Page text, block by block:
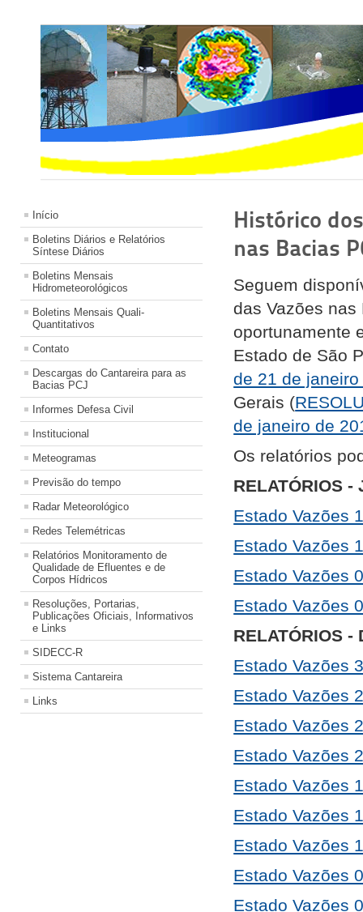
Início
Boletins Diários e Relatórios
Síntese Diários
Boletins Mensais
Hidrometeorológicos
Boletins Mensais Quali-
Quantitativos
Contato
Descargas do Cantareira para as
Bacias PCJ
Informes Defesa Civil
Institucional
Meteogramas
Previsão do tempo
Radar Meteorológico
Redes Telemétricas
Relatórios Monitoramento de
Qualidade de Efluentes e de
Corpos Hídricos
Resoluções, Portarias,
Publicações Oficiais, Informativos
e Links
SIDECC-R
Sistema Cantareira
Links
Histórico
nas Bacias
Seguem
das Vazões
oportunamente
Estado de São
de 21 de
Gerais (
de janeiro de
Os relatórios
RELATÓRIOS -
Estado Vazões
Estado Vazões
Estado Vazões
Estado Vazões
RELATÓRIOS -
Estado Vazões
Estado Vazões
Estado Vazões
Estado Vazões
Estado Vazões
Estado Vazões
Estado Vazões
Estado Vazões
Estado Vazões